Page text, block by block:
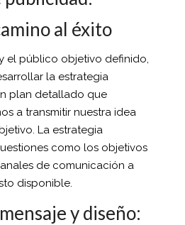
al éxito
el público objetivo definido,
la estrategia
plan detallado que
a transmitir nuestra idea
La estrategia
como los objetivos
de comunicación a
disponible.
y diseño: